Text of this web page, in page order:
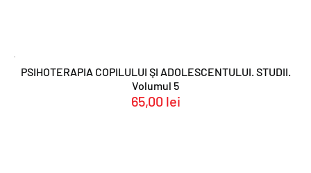
PSIHOTERAPIA COPILULUI ŞI ADOLESCENTULUI. STUDII.
Volumul 5
65,00 lei